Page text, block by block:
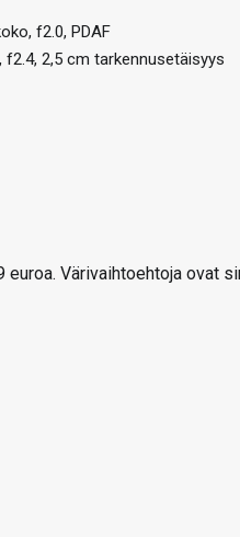
f2.0, PDAF
2,5 cm tarkennusetäisyys
Värivaihtoehtoja ovat